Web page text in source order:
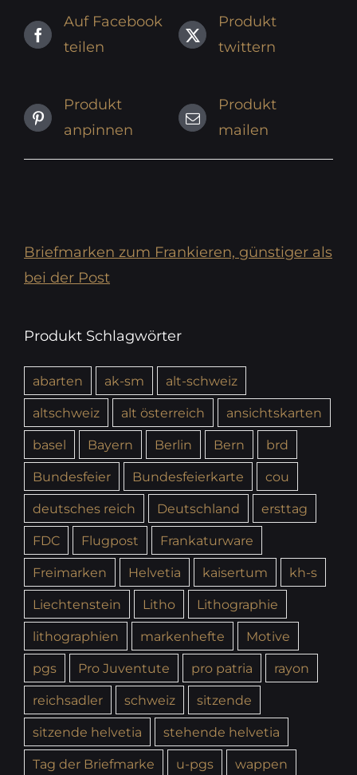
Auf Facebook
teilen
Produkt
twittern
Produkt
anpinnen
Produkt
mailen
Briefmarken zum Frankieren, günstiger als
bei der Post
Produkt Schlagwörter
abarten ak-sm
alt-schweiz
altschweiz
alt österreich
ansichtskarten
basel
Bayern Berlin Bern
brd
Bundesfeier
Bundesfeierkarte
cou
deutsches reich
Deutschland
ersttag
FDC
Flugpost
Frankaturware
Freimarken
Helvetia kaisertum
kh-s
Liechtenstein
Litho
Lithographie
lithographien
markenhefte
Motive
pgs
Pro Juventute pro patria
rayon
reichsadler
schweiz
sitzende
sitzende helvetia
stehende helvetia
Tag der Briefmarke
u-pgs
wappen